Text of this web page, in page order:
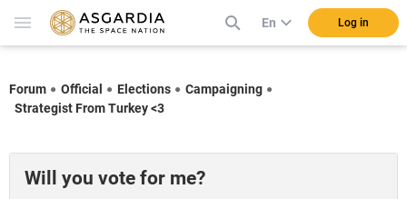
En Log in
Forum Official Elections
Campaigning
Strategist From Turkey <3
Will you vote for me?